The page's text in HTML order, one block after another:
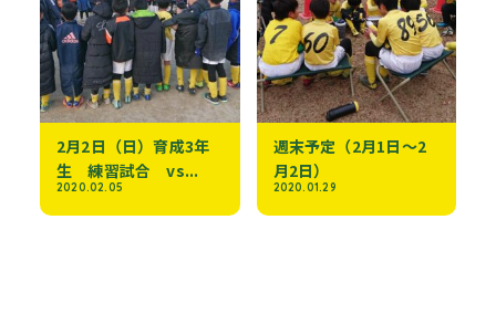
2月2日（日）育成3年
生 練習試合 vs...
2020.02.05
週末予定（2月1日～2
月2日）
2020.01.29